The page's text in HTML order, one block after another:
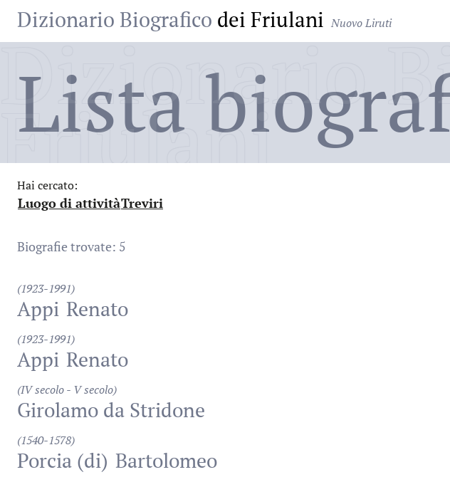
Dizionario Biografico dei Friulani Nuovo Liruti
Dizionario
Friulani
Lista
Hai cercato:
Luogo di attività
:Treviri
Biografie trovate: 5
(1923-1991)
Appi Renato
(1923-1991)
Appi Renato
(IV secolo - V secolo)
Girolamo da Stridone
(1540-1578)
Porcia (di) Bartolomeo